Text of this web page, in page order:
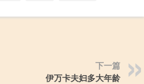
下一篇
伊万卡夫妇多大年龄